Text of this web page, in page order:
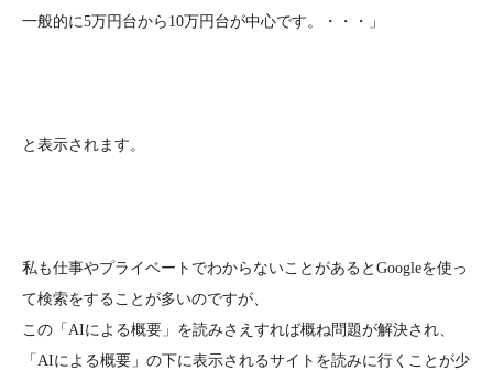
一般的に5万円台から10万円台が中心です。・・・」
と表示されます。
私も仕事やプライベートでわからないことがあるとGoogleを使っ
て検索をすることが多いのですが、
この「AIによる概要」を読みさえすれば概ね問題が解決され、
「AIによる概要」の下に表示されるサイトを読みに行くことが少